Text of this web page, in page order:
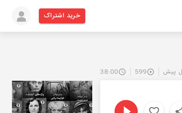
خرید اشتراک
599
38:00